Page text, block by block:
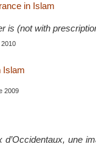
in Islam
is (not with
2010
Islam
2009
d’Occidentaux, une